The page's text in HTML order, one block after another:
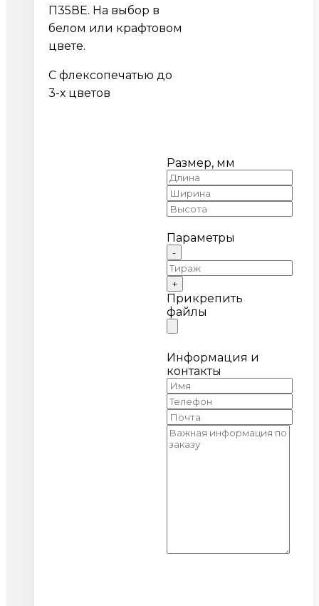
П35ВЕ. На выбор в
белом или крафтовом
цвете.
С флексопечатью до
3-х цветов
Размер, мм
Параметры
-
+
Прикрепить
файлы
Информация и
контакты